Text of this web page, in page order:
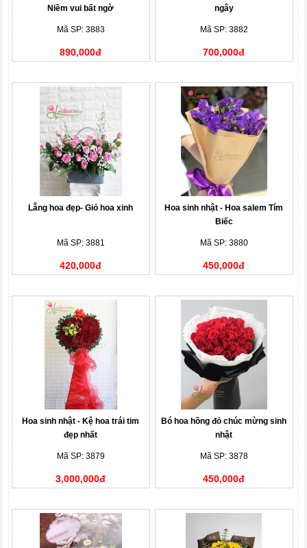
Niềm vui bất ngờ
Mã SP: 3883
890,000đ
ngây
Mã SP: 3882
700,000đ
Lẵng hoa đẹp- Giỏ hoa xinh
Mã SP: 3881
420,000đ
Hoa sinh nhật - Hoa salem Tím
Biếc
Mã SP: 3880
450,000đ
Hoa sinh nhật - Kệ hoa trái tim
đẹp nhất
Mã SP: 3879
3,000,000đ
Bó hoa hồng đỏ chúc mừng sinh
nhật
Mã SP: 3878
450,000đ